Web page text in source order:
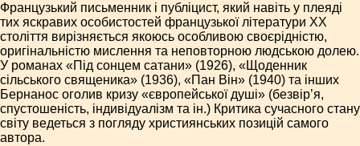
Французький письменник і публіцист, який навіть у плеяді
тих яскравих особистостей французької літератури XX
століття вирізняється якоюсь особливою своєрідністю,
оригінальністю мислення та неповторною людською долею.
У романах «Під сонцем сатани» (1926), «Щоденник
сільського священика» (1936), «Пан Він» (1940) та інших
Бернанос оголив кризу «європейської душі» (безвір’я,
спустошеність, індивідуалізм та ін.) Критика сучасного стану
світу ведеться з погляду християнських позицій самого
автора.